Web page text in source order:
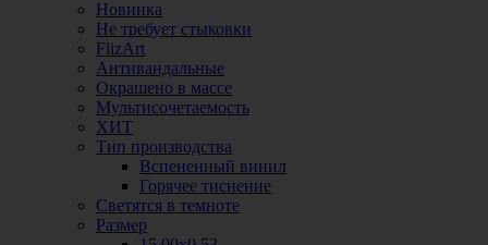
Новинка
Не требует стыковки
FlizArt
Антивандальные
Окрашено в массе
Мультисочетаемость
ХИТ
Тип производства
Вспененный винил
Горячее тиснение
Светятся в темноте
Размер